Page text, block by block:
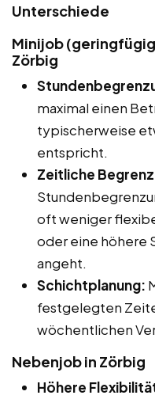
Unterschiede
Minijob
Zörbig
maximal einen
typischerweise
entspricht.
Zeitliche
oft weniger
oder eine höhere
angeht.
Schichtplanung:
festgelegten
wöchentlichen
Nebenjob in Zörbig
Höhere